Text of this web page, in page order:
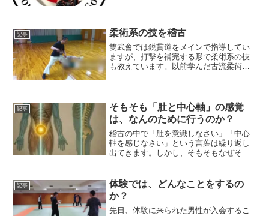
ませんが、見た目が強...
記事 柔術系の技を稽古
雙武會では鋭貫道をメインで指導してい
ますが、打撃を補完する形で柔術系の技
も教えています。以前学んだ古流柔術
っかくの機会でしたので、...
記事
そもそも「肚と中心軸」の感覚
は、なんのために行うのか？
稽古の中で「肚を意識しなさい」「中心
軸を感じなさい」という言葉は繰り返し
出てきます。しかし、そもそもなぜそれ
「なんのために」を理解しておくと、日
常の意識がずいぶん変わって...
記事
体験では、どんなことをするの
か？
先日、体験に来られた男性が入会するこ